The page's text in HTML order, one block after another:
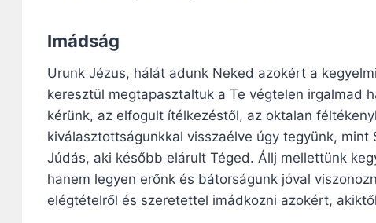
Imádság
Urunk Jézus, hálát adunk Neked azokért a
keresztül megtapasztaltuk a Te végtelen irgalmad
kérünk, az elfogult ítélkezéstől, az oktalan
kiválasztottságunkkal visszaélve úgy tegyünk,
Júdás, aki később elárult Téged. Állj mellettünk
hanem legyen erőnk és bátorságunk jóval
elégtételről és szeretettel imádkozni azokért,